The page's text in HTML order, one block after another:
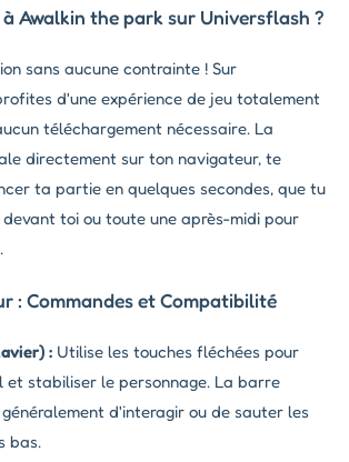
Awalkin the park sur Universflash ?
sans aucune contrainte ! Sur
d'une expérience de jeu totalement
téléchargement nécessaire. La
directement sur ton navigateur, te
ta partie en quelques secondes, que tu
toi ou toute une après-midi pour
: Commandes et Compatibilité
: Utilise les touches fléchées pour
et stabiliser le personnage. La barre
d'interagir ou de sauter les
bas.